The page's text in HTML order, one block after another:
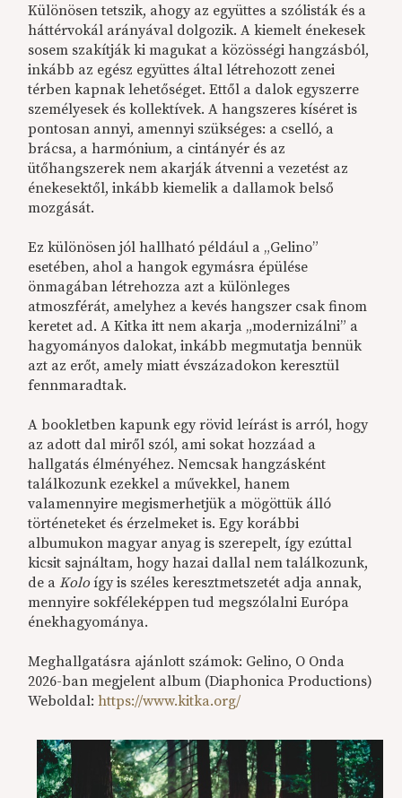
Különösen tetszik, ahogy az együttes a szólisták és a
háttérvokál arányával dolgozik. A kiemelt énekesek
sosem szakítják ki magukat a közösségi hangzásból,
inkább az egész együttes által létrehozott zenei
térben kapnak lehetőséget. Ettől a dalok egyszerre
személyesek és kollektívek. A hangszeres kíséret is
pontosan annyi, amennyi szükséges: a cselló, a
brácsa, a harmónium, a cintányér és az
ütőhangszerek nem akarják átvenni a vezetést az
énekesektől, inkább kiemelik a dallamok belső
mozgását.
Ez különösen jól hallható például a „Gelino”
esetében, ahol a hangok egymásra épülése
önmagában létrehozza azt a különleges
atmoszférát, amelyhez a kevés hangszer csak finom
keretet ad. A Kitka itt nem akarja „modernizálni” a
hagyományos dalokat, inkább megmutatja bennük
azt az erőt, amely miatt évszázadokon keresztül
fennmaradtak.
A bookletben kapunk egy rövid leírást is arról, hogy
az adott dal miről szól, ami sokat hozzáad a
hallgatás élményéhez. Nemcsak hangzásként
találkozunk ezekkel a művekkel, hanem
valamennyire megismerhetjük a mögöttük álló
történeteket és érzelmeket is. Egy korábbi
albumukon magyar anyag is szerepelt, így ezúttal
kicsit sajnáltam, hogy hazai dallal nem találkozunk,
de aKolo így is széles keresztmetszetét adja annak,
mennyire sokféleképpen tud megszólalni Európa
énekhagyománya.
Meghallgatásra ajánlott számok: Gelino, O Onda
2026-ban megjelent album (Diaphonica Productions)
Weboldal:https://www.kitka.org/